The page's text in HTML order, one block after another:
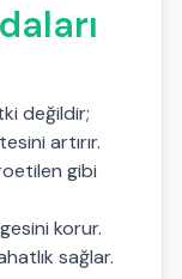
değildir;
artırır.
gibi
korur.
sağlar.